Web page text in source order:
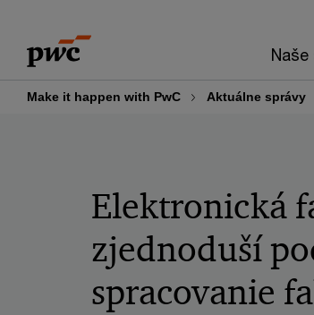
content
footer
Make it happen with PwC Aktuálne správy
Elektronická
zjednoduší
spracovanie